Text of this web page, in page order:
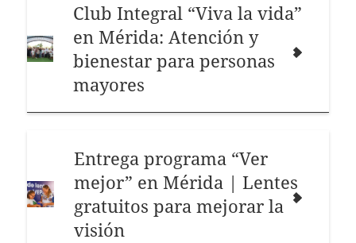
Club Integral “Viva la vida”
en Mérida: Atención y
bienestar para personas
mayores
Entrega programa “Ver
mejor” en Mérida | Lentes
gratuitos para mejorar la
visión